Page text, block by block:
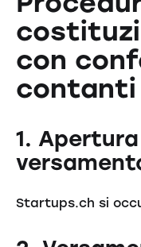
con
contanti
1.
Startups.ch si